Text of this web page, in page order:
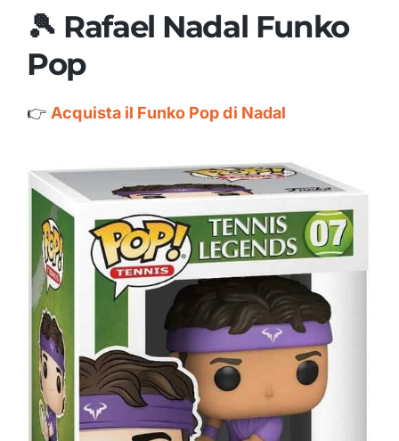
🎾 Rafael Nadal Funko
Pop
👉 Acquista il Funko Pop di Nadal